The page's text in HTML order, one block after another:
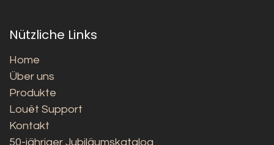
Nützliche Links
Home
Über uns
Produkte
Louët Support
Kontakt
50-jähriger Jubiläumskatalog